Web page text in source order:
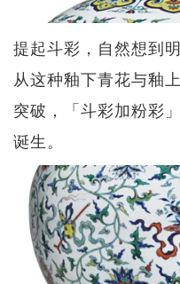
提起斗彩，自然想到
从这种釉下青花与釉
突破，「斗彩加粉彩
诞生。